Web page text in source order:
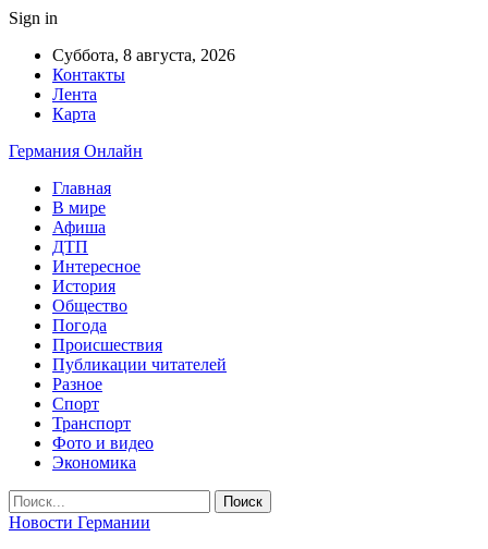
Sign in
Суббота, 8 августа, 2026
Контакты
Лента
Карта
Германия Онлайн
Главная
В мире
Афиша
ДТП
Интересное
История
Общество
Погода
Происшествия
Публикации читателей
Разное
Спорт
Транспорт
Фото и видео
Экономика
Новости Германии